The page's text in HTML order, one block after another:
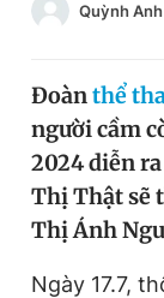
Tin thị trường
Video
Sản phẩm khác
Tiện ích
Quỳnh Anh
Đoànthể
người cầm
2024 diễn
Thị Thật sẽ
Thị Ánh
Ngày 17.7,